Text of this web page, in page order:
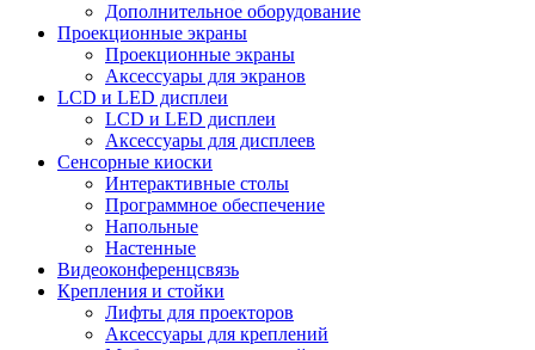
Дополнительное оборудование
Проекционные экраны
Проекционные экраны
Аксессуары для экранов
LCD и LED дисплеи
LCD и LED дисплеи
Аксессуары для дисплеев
Сенсорные киоски
Интерактивные столы
Программное обеспечение
Напольные
Настенные
Видеоконференцсвязь
Крепления и стойки
Лифты для проекторов
Аксессуары для креплений